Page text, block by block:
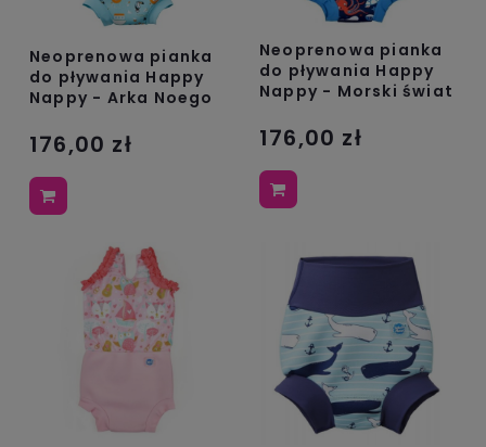
Neoprenowa pianka
do pływania Happy
Nappy - Arka Noego
176,00 zł
Neoprenowa pianka
do pływania Happy
Nappy - Morski świat
176,00 zł